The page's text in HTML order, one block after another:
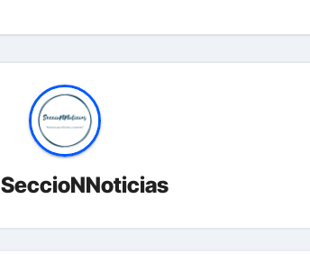
SeccioNNoticias